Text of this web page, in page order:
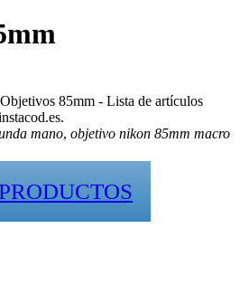
85mm - Lista de artículos
mano, objetivo nikon 85mm macro